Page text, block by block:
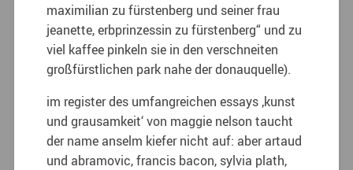
maximilian zu fürstenberg und seiner frau
jeanette, erbprinzessin zu fürstenberg“ und zu
viel kaffee pinkeln sie in den verschneiten
großfürstlichen park nahe der donauquelle).
im register des umfangreichen essays ‚kunst
und grausamkeit‘ von maggie nelson taucht
der name anselm kiefer nicht auf: aber artaud
und abramovic, francis bacon, sylvia plath,